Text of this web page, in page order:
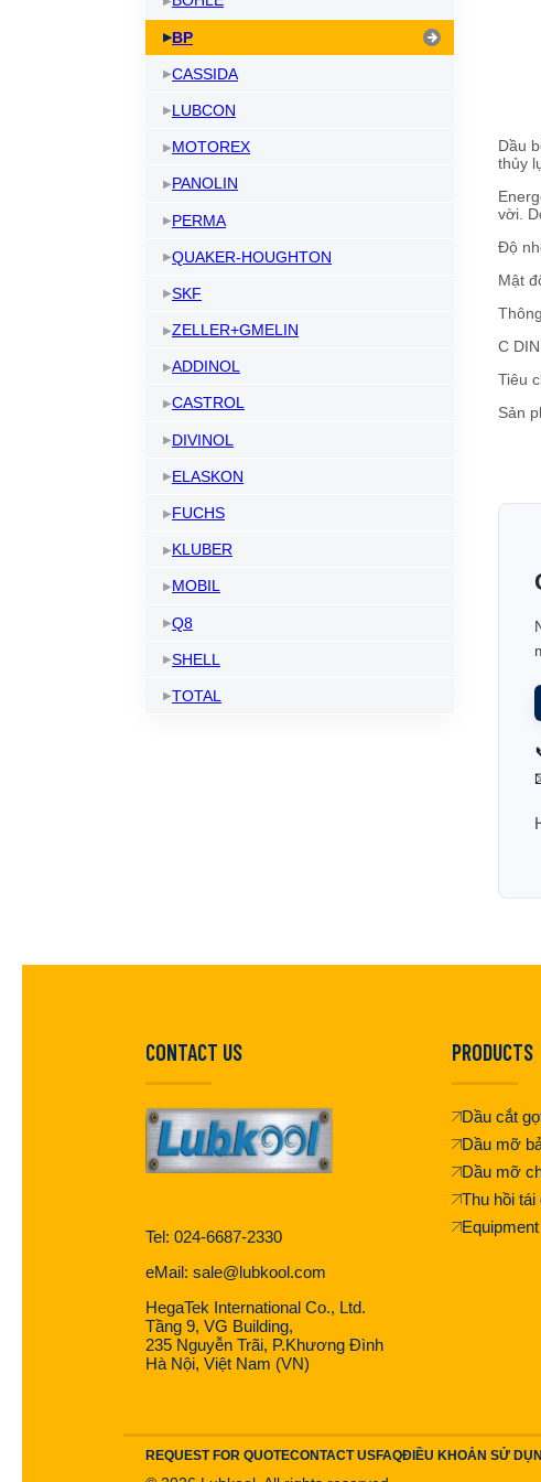
Dầu làm mát máy cắt Laser
Kem chống kẹt
BP
CASSIDA
LUBCON
MOTOREX
PANOLIN
PERMA
QUAKER-HOUGHTON
SKF
ZELLER+GMELIN
ADDINOL
CASTROL
DIVINOL
ELASKON
FUCHS
KLUBER
MOBIL
Q8
SHELL
TOTAL
Dầu
thủy
vời.
Độ
Mật
C
Tiêu
Sản
CONTACT US
Tel: 024-6687-2330
eMail: sale@lubkool.com
HegaTek International Co., Ltd.
Tầng 9, VG Building,
235 Nguyễn Trãi, P.Khương Đình
Hà Nội, Việt Nam (VN)
PRODUCTS
Dầu cắt
Dầu mỡ
Dầu mỡ
Thu hồi tái
Equipment
REQUEST FOR QUOTECONTACT USFAQĐIỀU KHOẢN SỬ